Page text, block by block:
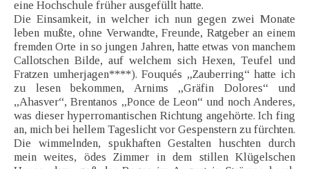
eine Hochschule früher ausgefüllt hatte.
Die Einsamkeit, in welcher ich nun gegen zwei Monate
leben mußte, ohne Verwandte, Freunde, Ratgeber an einem
fremden Orte in so jungen Jahren, hatte etwas von manchem
Callotschen Bilde, auf welchem sich Hexen, Teufel und
Fratzen umherjagen****). Fouqués „Zauberring“ hatte ich
zu lesen bekommen, Arnims „Gräfin Dolores“ und
„Ahasver“, Brentanos „Ponce de Leon“ und noch Anderes,
was dieser hyperromantischen Richtung angehörte. Ich fing
an, mich bei hellem Tageslicht vor Gespenstern zu fürchten.
Die wimmelnden, spukhaften Gestalten huschten durch
mein weites, ödes Zimmer in dem stillen Klügelschen